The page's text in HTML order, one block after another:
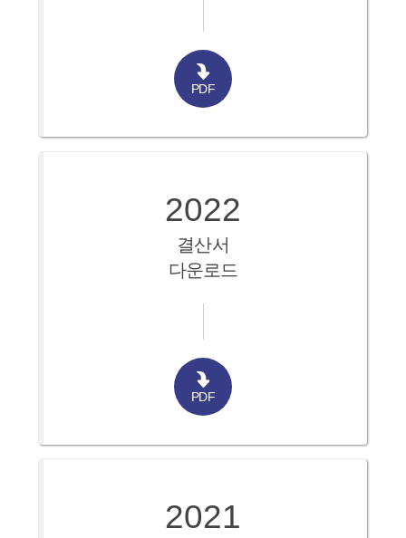
PDF
2022
결산서
다운로드
PDF
2021